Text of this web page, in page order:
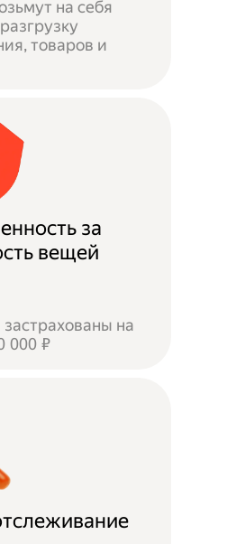
на себя
товаров и
за
вещей
на
000 ₽